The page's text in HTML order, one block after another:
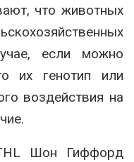
что животных
если можно
их генотип или
воздействия на
Шон Гиффорд